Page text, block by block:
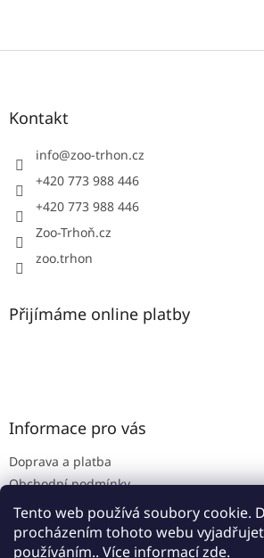
Tento web používá soubory cookie.
procházením tohoto webu
používáním.. Více informacízde.
Z
Kontakt
info@zoo-trhon.cz
+420 773 988 446
+420 773 988 446
Zoo-Trhoň.cz
zoo.trhon
Přijímáme online platby
Informace pro vás
Doprava a platba
Obchodní podmínky
Podmínky ochrany osobních údajů